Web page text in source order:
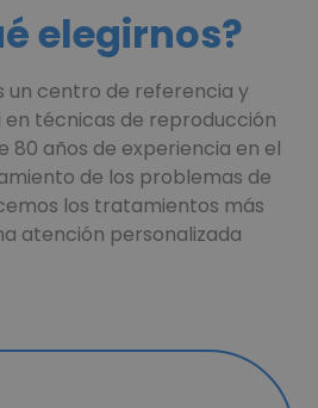
elegirnos?
un centro de referencia y
en técnicas de reproducción
80 años de experiencia en el
de los problemas de
los tratamientos más
atención personalizada